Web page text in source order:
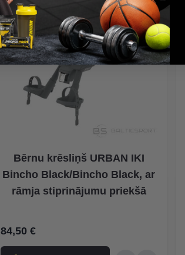
Bērnu krēsliņš URBAN IKI
Bincho Black/Bincho Black, ar
rāmja stiprinājumu priekšā
84,50 €